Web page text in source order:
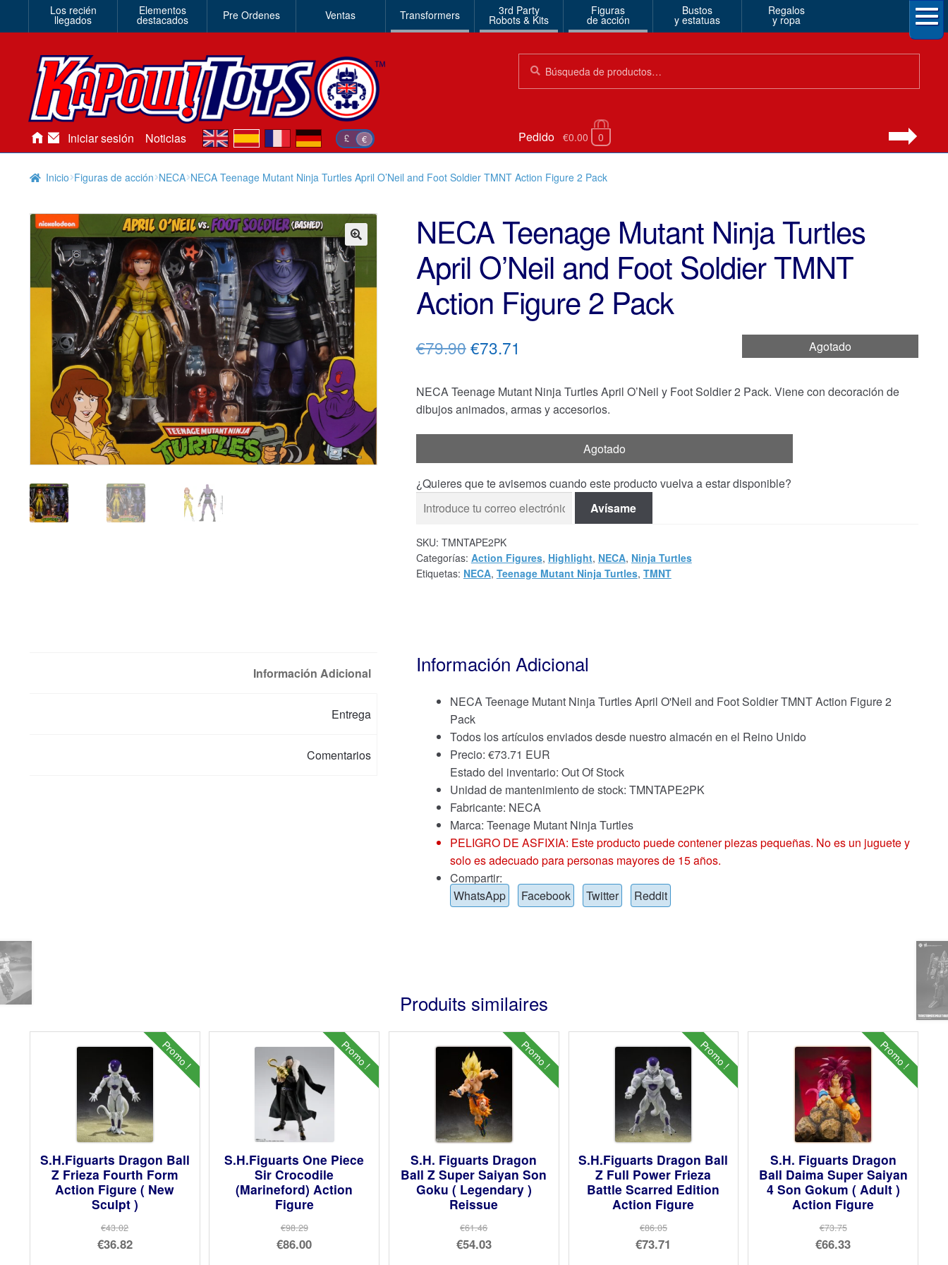
Los recién
llegados
Elementos
destacados Pre Ordenes Ventas Transformers 3rd Party
Robots & Kits
Figuras
de acción
Bustos
y estatuas
Regalos
y ropa
Iniciar sesión Noticias £ €
en es de Pedido €0.00 0
Inicio Figuras de acción NECA NECA Teenage Mutant Ninja Turtles April O’Neil and Foot Soldier TMNT Action Figure 2 Pack
🔍
NECA Teenage Mutant Ninja Turtles
April O’Neil and Foot Soldier TMNT
Action Figure 2 Pack
Agotado
€79.90El
original
€73.71
actual
NECA Teenage Mutant Ninja Turtles April O’Neil y Foot Soldier 2 Pack. Viene con decoración de
dibujos animados, armas y accesorios.
Agotado
¿Quieres que te avisemos cuando este producto vuelva a estar disponible?
Avísame
SKU: TMNTAPE2PK
Categorías: Action Figures, Highlight, NECA, Ninja Turtles
Etiquetas: NECA, Teenage Mutant Ninja Turtles, TMNT
Información Adicional
Entrega
Comentarios
Información Adicional
NECA Teenage Mutant Ninja Turtles April O'Neil and Foot Soldier TMNT Action Figure 2
Pack
Todos los artículos enviados desde nuestro almacén en el Reino Unido
Precio: €73.71 EUR
Estado del inventario: Out Of Stock
Unidad de mantenimiento de stock: TMNTAPE2PK
Fabricante: NECA
Marca: Teenage Mutant Ninja Turtles
PELIGRO DE ASFIXIA: Este producto puede contener piezas pequeñas. No es un juguete y
solo es adecuado para personas mayores de 15 años.
Compartir:
WhatsApp
Facebook Twitter Reddit
Produits similaires
Promo !
S.H.Figuarts Dragon Ball
Z Frieza Fourth Form
Action Figure ( New
Sculpt )
€43.02
Le
€36.82
Promo !
S.H.Figuarts One Piece
Sir Crocodile
(Marineford) Action
Figure
€98.29
Le
€86.00
Promo !
S.H. Figuarts Dragon
Ball Z Super Saiyan Son
Goku ( Legendary )
Reissue
€61.46
Le
€54.03
Promo !
S.H.Figuarts Dragon Ball
Z Full Power Frieza
Battle Scarred Edition
Action Figure
€86.05
Le
€73.71
Promo !
S.H. Figuarts Dragon
Ball Daima Super Saiyan
4 Son Gokum ( Adult )
Action Figure
€73.75
Le
€66.33